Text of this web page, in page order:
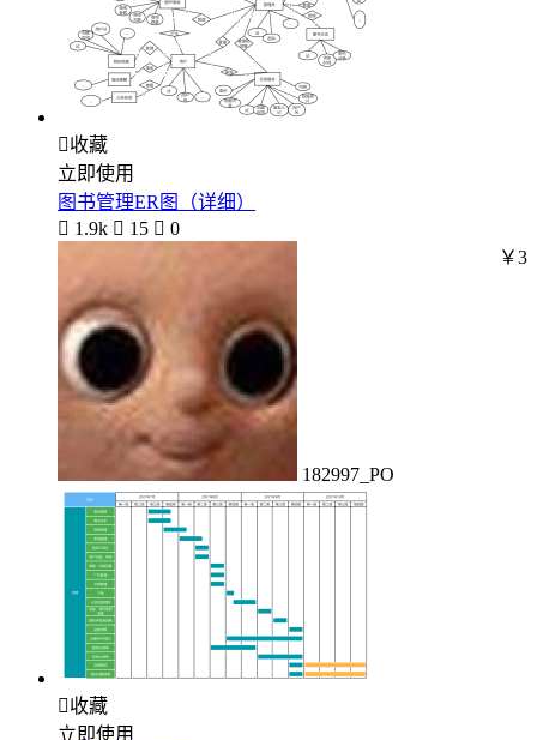
收藏
立即使用
图书管理ER图（详细）
 1.9k  15  0
182997_PO
￥3
收藏
立即使用